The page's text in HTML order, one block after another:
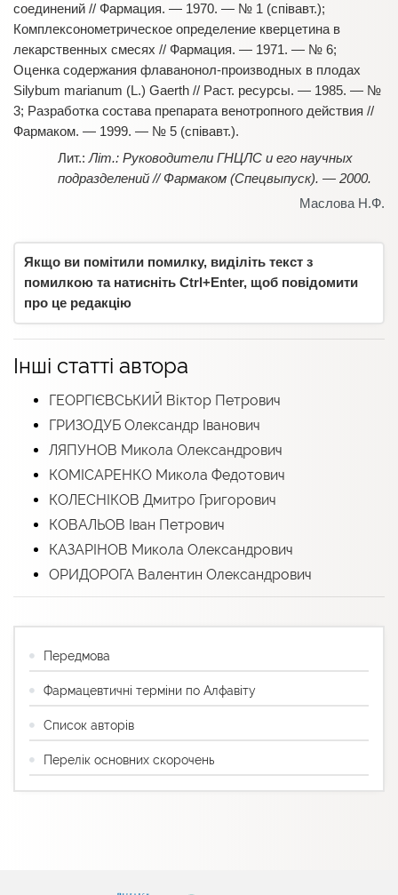
соединений // Фармация. — 1970. — № 1 (співавт.);
Комплексонометрическое определение кверцетина в
лекарственных смесях // Фармация. — 1971. — № 6;
Оценка содержания флаванонол-производных в плодах
Silybum marianum (L.) Gaerth // Раст. ресурсы. — 1985. — №
3; Разработка состава препарата венотропного действия //
Фармаком. — 1999. — № 5 (співавт.).
Літ.: Руководители ГНЦЛС и его научных
подразделений // Фармаком (Спецвыпуск). — 2000.
Маслова Н.Ф.
Якщо ви помітили помилку, виділіть текст з
помилкою та натисніть Ctrl+Enter, щоб повідомити
про це редакцію
Інші статті автора
ГЕОРГІЄВСЬКИЙ Віктор Петрович
ГРИЗОДУБ Олександр Іванович
ЛЯПУНОВ Микола Олександрович
КОМІСАРЕНКО Микола Федотович
КОЛЕСНІКОВ Дмитро Григорович
КОВАЛЬОВ Іван Петрович
КАЗАРІНОВ Микола Олександрович
ОРИДОРОГА Валентин Олександрович
Передмова
Фармацевтичні терміни по Алфавіту
Список авторів
Перелік основних скорочень